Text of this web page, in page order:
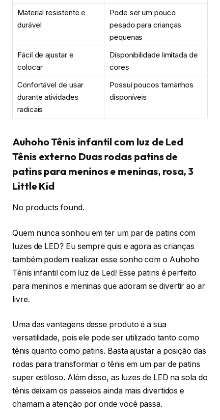
Material resistente e
durável
Pode ser um pouco
pesado para crianças
pequenas
Fácil de ajustar e
colocar
Disponibilidade limitada de
cores
Confortável de usar
durante atividades
radicais
Possui poucos tamanhos
disponíveis
Auhoho Tênis infantil com luz de Led
Tênis externo Duas rodas patins de
patins para meninos e meninas, rosa, 3
Little Kid
No products found.
Quem nunca sonhou em ter um par de patins com
luzes de LED? Eu sempre quis e agora as crianças
também podem realizar esse sonho com o Auhoho
Tênis infantil com luz de Led! Esse patins é perfeito
para meninos e meninas que adoram se divertir ao ar
livre.
Uma das vantagens desse produto é a sua
versatilidade, pois ele pode ser utilizado tanto como
tênis quanto como patins. Basta ajustar a posição das
rodas para transformar o tênis em um par de patins
super estiloso. Além disso, as luzes de LED na sola do
tênis deixam os passeios ainda mais divertidos e
chamam a atenção por onde você passa.